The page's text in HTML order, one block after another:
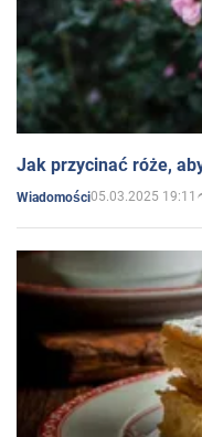
Jak przycinać róże,
Wiadomości05.03.2025 19:11